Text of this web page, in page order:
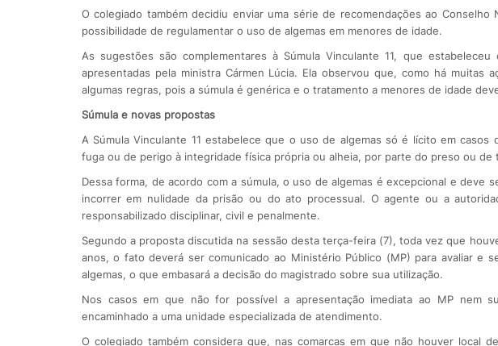
O colegiado também decidiu enviar uma série de recomendações ao
possibilidade de regulamentar o uso de algemas em menores de idade.
As sugestões são complementares à Súmula Vinculante 11, que
apresentadas pela ministra Cármen Lúcia. Ela observou que, como há muitas
algumas regras, pois a súmula é genérica e o tratamento a menores de idade
Súmula e novas propostas
A Súmula Vinculante 11 estabelece que o uso de algemas só é lícito em
fuga ou de perigo à integridade física própria ou alheia, por parte do preso ou de
Dessa forma, de acordo com a súmula, o uso de algemas é excepcional e deve
incorrer em nulidade da prisão ou do ato processual. O agente ou a
responsabilizado disciplinar, civil e penalmente.
Segundo a proposta discutida na sessão desta terça-feira (7), toda vez que
anos, o fato deverá ser comunicado ao Ministério Público (MP) para avaliar e
algemas, o que embasará a decisão do magistrado sobre sua utilização.
Nos casos em que não for possível a apresentação imediata ao MP nem
encaminhado a uma unidade especializada de atendimento.
O colegiado também considera que, nas comarcas em que não houver local